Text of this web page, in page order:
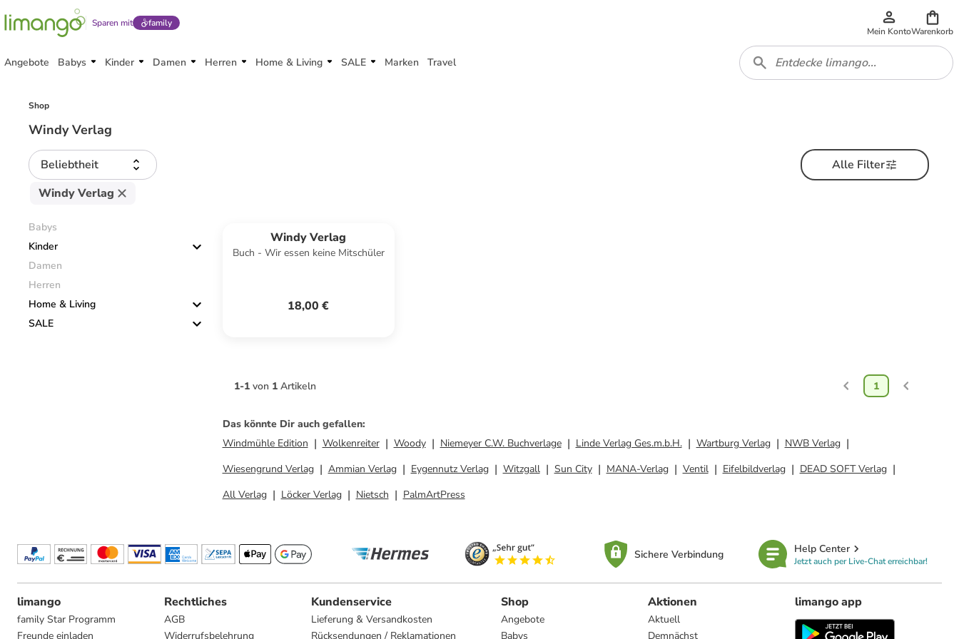
Sparen mit family
Mein KontoWarenkorb
Angebote Babys Kinder Damen Herren Home & Living SALE Marken Travel
Shop
Windy Verlag
Beliebtheit
Alle Filter
Windy Verlag
Babys
Kinder
Damen
Herren
Home & Living
SALE
Windy Verlag
Buch - Wir essen keine Mitschüler
18,00 €
1-1 von 1 Artikeln 1
Das könnte Dir auch gefallen:
Windmühle Edition
Wolkenreiter Woody Niemeyer C.W. Buchverlage Linde Verlag Ges.m.b.H. Wartburg Verlag
NWB Verlag
Wiesengrund Verlag
Ammian Verlag Eygennutz Verlag Witzgall Sun City MANA-Verlag Ventil Eifelbildverlag
DEAD SOFT Verlag
All Verlag
Löcker Verlag Nietsch PalmArtPress
Sichere Verbindung Help Center
Jetzt auch per Live-Chat erreichbar!
limango
family Star Programm
Freunde einladen
Rechtliches
AGB
Widerrufsbelehrung
Kundenservice
Lieferung & Versandkosten
Rücksendungen / Reklamationen
Shop
Angebote
Babys
Aktionen
Aktuell
Demnächst
limango app